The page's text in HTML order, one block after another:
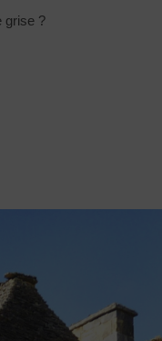
grise ?